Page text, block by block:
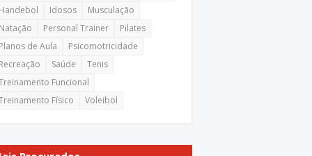
Idosos
Musculação
Personal Trainer
Pilates
de Aula
Psicomotricidade
Saúde
Tenis
Funcional
Físico
Voleibol